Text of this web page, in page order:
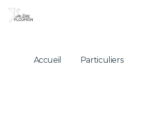
Skip
Accueil Particuliers